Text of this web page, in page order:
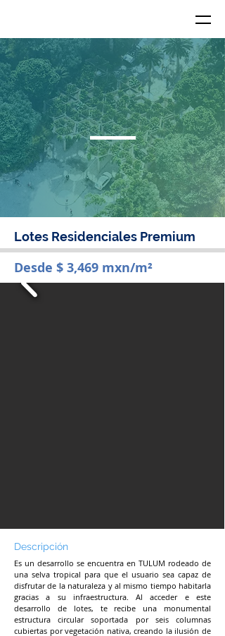
Lotes Residenciales Premium
Desde $ 3,469 mxn/m²
Descripción
Es un desarrollo se encuentra en TULUM rodeado de
una selva tropical para que el usuario sea capaz de
disfrutar de la naturaleza y al mismo tiempo habitarla
gracias a su infraestructura. Al acceder e este
desarrollo de lotes, te recibe una monumental
estructura circular soportada por seis columnas
cubiertas por vegetación nativa, creando la ilusión de